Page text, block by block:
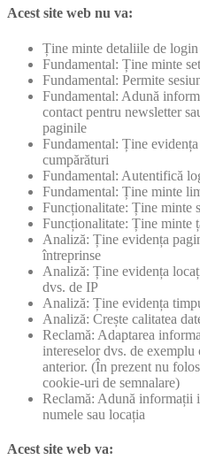
Acest site web nu va:
Ține minte detaliile de login
Fundamental: Ține minte
Fundamental: Permite
Fundamental: Adună
contact pentru newsletter
paginile
Fundamental: Ține
cumpărături
Fundamental: Autentifică
Fundamental: Ține minte
Funcționalitate: Ține minte
Funcționalitate: Ține minte
Analiză: Ține evidența
întreprinse
Analiză: Ține evidența
dvs. de IP
Analiză: Ține evidența
Analiză: Crește calitatea
Reclamă: Adaptarea
intereselor dvs. de
anterior. (În prezent nu
cookie-uri de semnalare)
Reclamă: Adună informații
numele sau locația
Acest site web va: